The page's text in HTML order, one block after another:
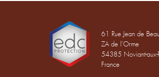
61 Rue Jean de
ZA de l'Orme
54385 Noviant-aux-
France